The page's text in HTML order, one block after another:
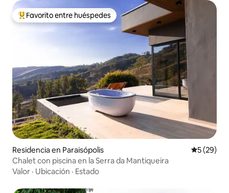
De los mejores en Favorito entre huéspedes
Favorito entre huéspedes
Residencia en Paraisópolis
5 (29)
Chalet con piscina en la Serra da Mantiqueira
Valor · Ubicación · Estado